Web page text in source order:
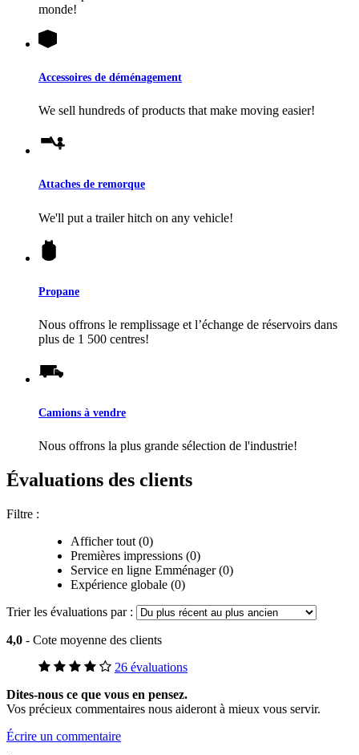
monde!
Accessoires de déménagement
We sell hundreds of products that make moving easier!
Attaches de remorque
We'll put a trailer hitch on any vehicle!
Propane
Nous offrons le remplissage et l’échange de réservoirs dans
plus de 1 500 centres!
Camions à vendre
Nous offrons la plus grande sélection de l'industrie!
Évaluations des clients
Filtre :
Afficher tout (0)
Premières impressions (0)
Service en ligne Emménager (0)
Expérience globale (0)
Trier les évaluations par :
4,0 - Cote moyenne des clients
26 évaluations
Dites-nous ce que vous en pensez.
Vos précieux commentaires nous aideront à mieux vous servir.
Écrire un commentaire